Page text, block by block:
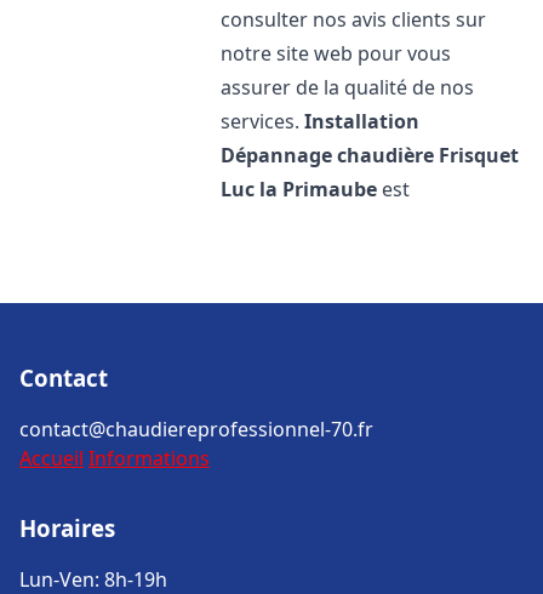
consulter nos avis clients sur
notre site web pour vous
assurer de la qualité de nos
services.Installation
Dépannage chaudière Frisquet
Luc la Primaube est
Contact
contact@chaudiereprofessionnel-70.fr
Accueil Informations
Horaires
Lun-Ven: 8h-19h